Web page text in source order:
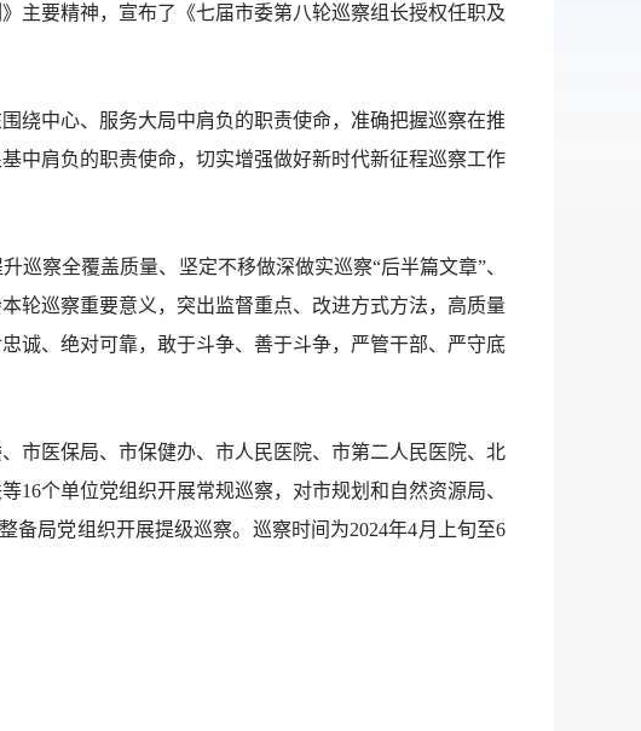
主要精神，宣布了《七届市委第八轮巡察组长授权任职及
中心、服务大局中肩负的职责使命，准确把握巡察在推
中肩负的职责使命，切实增强做好新时代新征程巡察工作
察全覆盖质量、坚定不移做深做实巡察“后半篇文章”、
轮巡察重要意义，突出监督重点、改进方式方法，高质量
诚、绝对可靠，敢于斗争、善于斗争，严管干部、严守底
医保局、市保健办、市人民医院、市第二人民医院、北
个单位党组织开展常规巡察，对市规划和自然资源局、
局党组织开展提级巡察。巡察时间为2024年4月上旬至6